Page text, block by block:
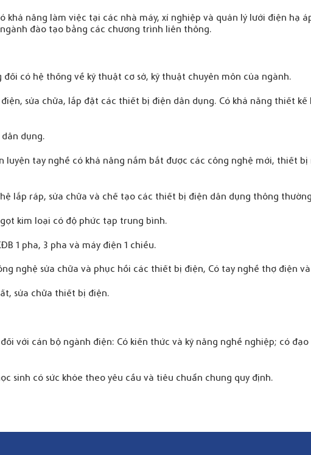
khả năng làm việc tại các nhà máy, xí nghiệp và quản lý lưới điện hạ
đào tạo bằng các chương trình liên thông.
có hệ thống về kỹ thuật cơ sở, kỹ thuật chuyên môn của ngành.
sửa chữa, lắp đặt các thiết bị điện dân dụng. Có khả năng thiết
dụng.
luyện tay nghề có khả năng nắm bắt được các công nghệ mới, thiết
lắp ráp, sửa chữa và chế tạo các thiết bị điện dân dụng thông
kim loại có độ phức tạp trung bình.
1 pha, 3 pha và máy điện 1 chiều.
nghệ sửa chữa và phục hồi các thiết bị điện, Có tay nghề thợ điện
sửa chữa thiết bị điện.
với cán bộ ngành điện: Có kiến thức và kỹ năng nghề nghiệp; có
sinh có sức khỏe theo yêu cầu và tiêu chuẩn chung quy định.